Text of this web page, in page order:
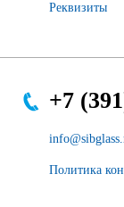
Реквизиты
+7
Политика